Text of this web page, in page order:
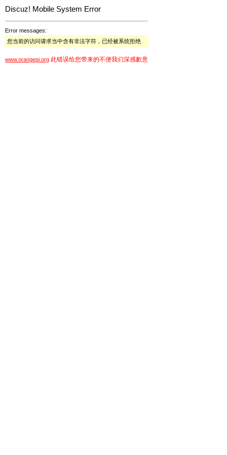
Discuz! Mobile System Error
Error messages:
您当前的访问请求当中含有非法字符，已经被系统拒绝
www.orangepi.org 此错误给您带来的不便我们深感歉意